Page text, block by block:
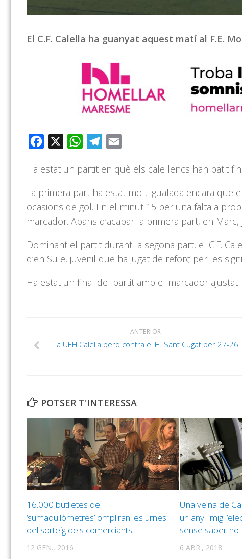
El C.F. Calella ha guanyat aquest matí al F.E.
Facebook WhatsAppTelegram
Ha estat un partit en què els calellencs han patit
La primera part ha estat molt igualada encara
ocasions de gol. En el minut 15 per una falta a
marcador. Abans d’acabar la primera part, en
Dominant el partit durant la segona part, el C.F.
d’en Sule, juvenil que ha jugat de reforç per les
Ha estat un final del partit amb el marcador ajustat
ANTERIOR
La UEH Calella perd contra el H. Sant Cugat per 27-26
POTSER T'INTERESSA
16.000 butlletes del
‘sumaquilòmetres’ ompliran les urnes
del sorteig dels comerciants
12 GEN., 2016
Una veïna de
un any i mig
sense saber-ho
6 ABR., 2018